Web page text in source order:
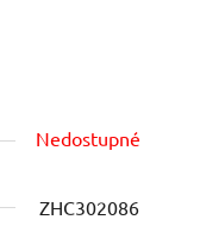
Nedostupné
ZHC302086